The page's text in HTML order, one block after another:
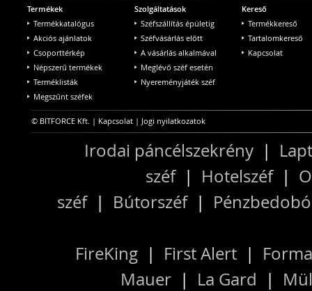
Termékek
Termékkatalógus
Akciós ajánlatok
Csoporttérkép
Népszerű termékek
Terméklisták
Megszűnt széfek
Szolgáltatások
Széfszállítás épületig
Széfvásárlás előtt
A vásárlás alkalmával
Meglévő széf esetén
Nyereményjáték széf
Kereső
Termékkereső
Tartalomkereső
Kapcsolat
© BITFORCE Kft. | Kapcsolat | Jogi nyilatkozatok
Irodai páncélszekrény |
széf| Hotelszéf|
széf| Bútorszéf|
FireKing | First Alert |
Mauer | La Gard |